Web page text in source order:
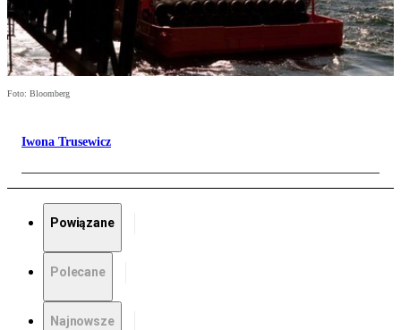
Foto: Bloomberg
Iwona Trusewicz
Powiązane
Polecane
Najnowsze